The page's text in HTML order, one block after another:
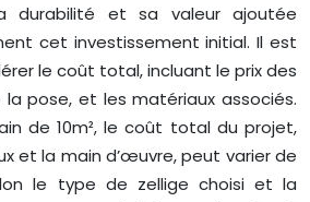
durabilité et sa valeur ajoutée
cet investissement initial. Il est
le coût total, incluant le prix des
pose, et les matériaux associés.
de 10m², le coût total du projet,
et la main d’œuvre, peut varier de
le type de zellige choisi et la